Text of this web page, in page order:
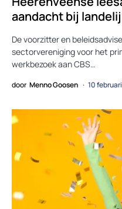
aandacht bij
De voorzitter en
sectorvereniging voor het
werkbezoek aan CBS…
door Menno Goosen 10